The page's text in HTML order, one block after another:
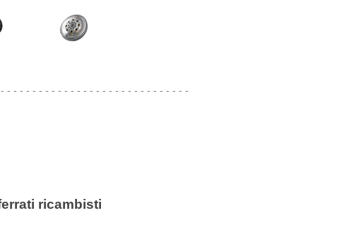
- - - - - - - - - - - - - - - - - - - - - - - - - - - - -
ricambisti